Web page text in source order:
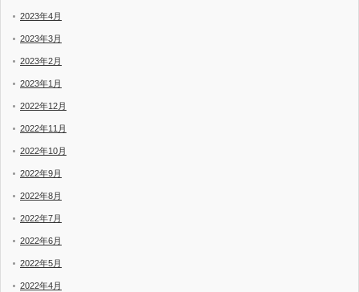
2023年4月
2023年3月
2023年2月
2023年1月
2022年12月
2022年11月
2022年10月
2022年9月
2022年8月
2022年7月
2022年6月
2022年5月
2022年4月